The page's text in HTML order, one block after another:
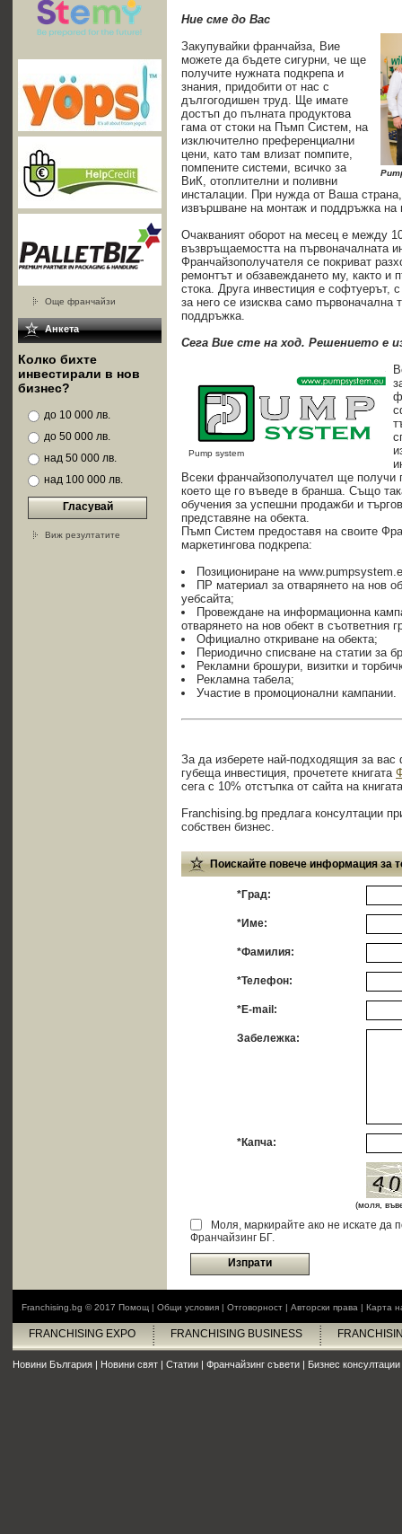
Още франчайзи
Анкета
Колко бихте
инвестирали в нов
бизнес?
до 10 000 лв.
до 50 000 лв.
над 50 000 лв.
над 100 000 лв.
Гласувай
Виж резултатите
Ние сме до Вас
Закупувайки франчайза, Вие
можете да бъдете сигурни, че ще
получите нужната подкрепа и
знания, придобити от нас с
дългогодишен труд. Ще имате
достъп до пълната продуктова
гама от стоки на Пъмп Систем, на
изключително преференциални
цени, като там влизат помпите,
помпените системи, всичко за
ВиК, отоплителни и поливни
инсталации. При нужда от Ваша
извършване на монтаж и поддръжка на
Очакваният оборот на месец е между
възвръщаемостта на първоначалната
Франчайзополучателя се покриват
ремонтът и обзавеждането му, както и
стока. Друга инвестиция е софтуерът,
за него се изисква само първоначална
поддръжка.
Сега Вие сте на ход. Решението е
Pump system
Всеки франчайзополучател ще получи
което ще го въведе в бранша. Също
обучения за успешни продажби и
представяне на обекта.
Пъмп Систем предоставя на своите
маркетингова подкрепа:
Позициониране на
ПР материал за отварянето на нов
уебсайта;
Провеждане на информационна
отварянето на нов обект в съответния
Официално откриване на обекта;
Периодично списване на статии за
Рекламни брошури, визитки и
Рекламна табела;
Участие в промоционални кампании.
За да изберете най-подходящия за вас
губеща инвестиция, прочетете книгата
сега с 10% отстъпка от сайта на
Franchising.bg предлага консултации
собствен бизнес.
Поискайте повече информация за
*Град:
*Име:
*Фамилия:
*Телефон:
*E-mail:
Забележка:
*Капча:
(моля,
Моля, маркирайте ако не искате да
Франчайзинг БГ.
Изпрати
Franchising.bg © 2017 Помощ | Общи условия | Отговорност | Авторски права | Карта
FRANCHISING EXPO FRANCHISING BUSINESS
Новини България | Новини свят | Статии | Франчайзинг съвети | Бизнес консултации